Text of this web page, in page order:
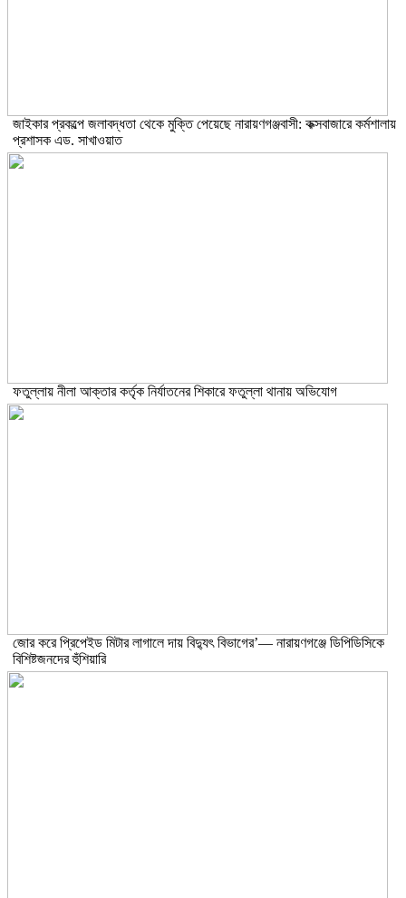
জাইকার প্রকল্পে জলাবদ্ধতা থেকে মুক্তি পেয়েছে নারায়ণগঞ্জবাসী: কক্সবাজারে কর্মশালায়
প্রশাসক এড. সাখাওয়াত
ফতুল্লায় নীলা আক্তার কর্তৃক নির্যাতনের শিকারে ফতুল্লা থানায় অভিযোগ
জোর করে প্রিপেইড মিটার লাগালে দায় বিদ্যুৎ বিভাগের’— নারায়ণগঞ্জে ডিপিডিসিকে
বিশিষ্টজনদের হুঁশিয়ারি